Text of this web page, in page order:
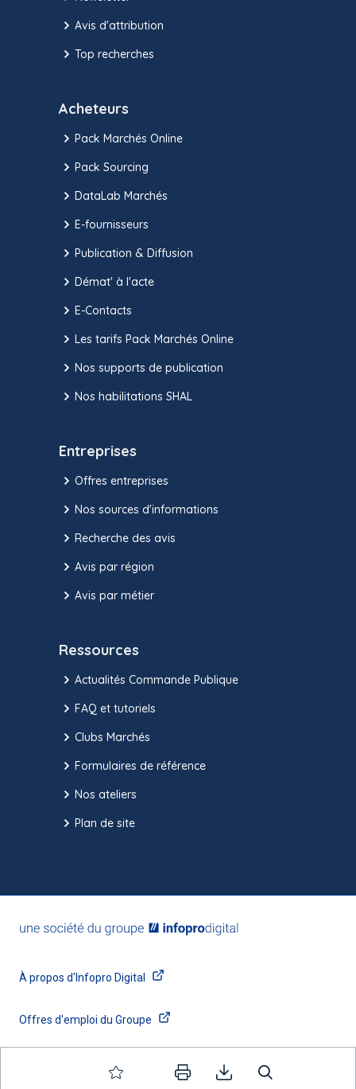
Avis d'attribution
Top recherches
Acheteurs
Pack Marchés Online
Pack Sourcing
DataLab Marchés
E-fournisseurs
Publication & Diffusion
Démat' à l'acte
E-Contacts
Les tarifs Pack Marchés Online
Nos supports de publication
Nos habilitations SHAL
Entreprises
Offres entreprises
Nos sources d'informations
Recherche des avis
Avis par région
Avis par métier
Ressources
Actualités Commande Publique
FAQ et tutoriels
Clubs Marchés
Formulaires de référence
Nos ateliers
Plan de site